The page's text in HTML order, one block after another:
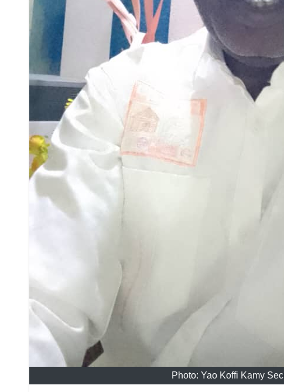
Photo: Yao Koffi Kamy